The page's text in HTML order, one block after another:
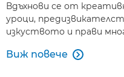
Вдъхнови се от
уроци,
изкуството и прави
Виж повече 